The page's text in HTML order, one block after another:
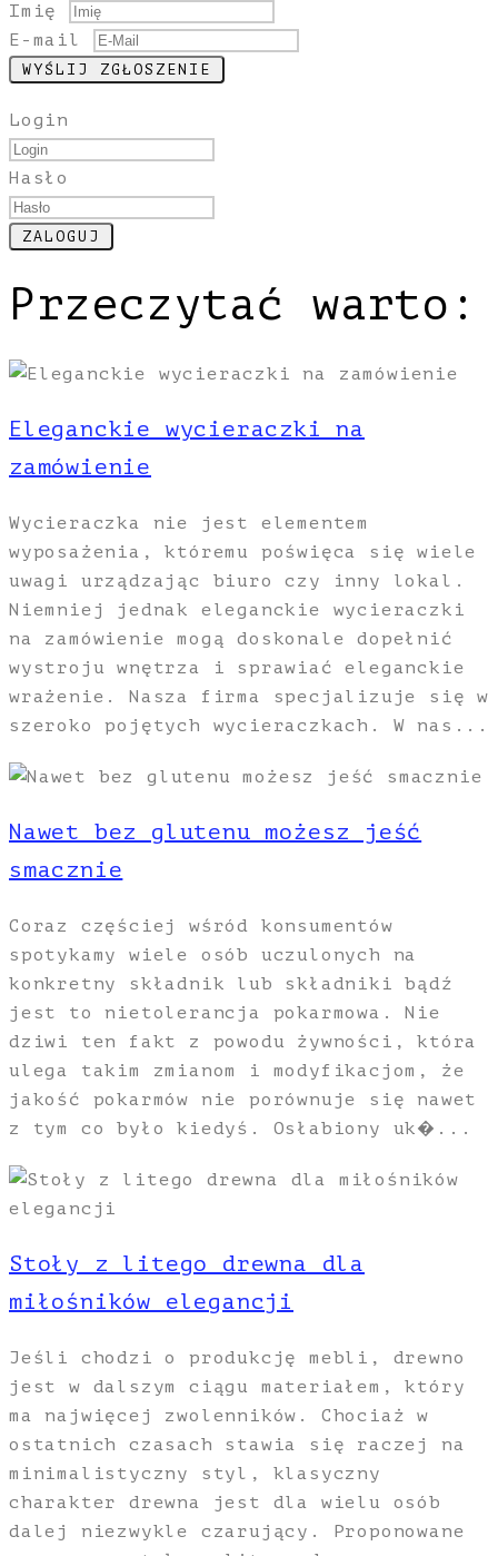
Imię
E-mail
Login
Hasło
Przeczytać warto:
Eleganckie wycieraczki na
zamówienie
Wycieraczka nie jest elementem
wyposażenia, któremu poświęca się wiele
uwagi urządzając biuro czy inny lokal.
Niemniej jednak eleganckie wycieraczki
na zamówienie mogą doskonale dopełnić
wystroju wnętrza i sprawiać eleganckie
wrażenie. Nasza firma specjalizuje się w
szeroko pojętych wycieraczkach. W nas...
Nawet bez glutenu możesz jeść
smacznie
Coraz częściej wśród konsumentów
spotykamy wiele osób uczulonych na
konkretny składnik lub składniki bądź
jest to nietolerancja pokarmowa. Nie
dziwi ten fakt z powodu żywności, która
ulega takim zmianom i modyfikacjom, że
jakość pokarmów nie porównuje się nawet
z tym co było kiedyś. Osłabiony uk�...
Stoły z litego drewna dla
miłośników elegancji
Jeśli chodzi o produkcję mebli, drewno
jest w dalszym ciągu materiałem, który
ma najwięcej zwolenników. Chociaż w
ostatnich czasach stawia się raczej na
minimalistyczny styl, klasyczny
charakter drewna jest dla wielu osób
dalej niezwykle czarujący. Proponowane